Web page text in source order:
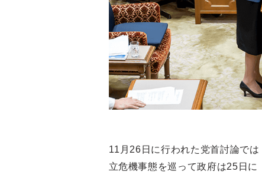
11月26日に行われた党首討論で
立危機事態を巡って政府は25日に